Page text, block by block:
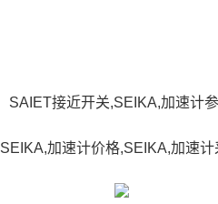
SAIET接近开关,SEIKA,加速计
SEIKA,加速计价格,SEIKA,加速计